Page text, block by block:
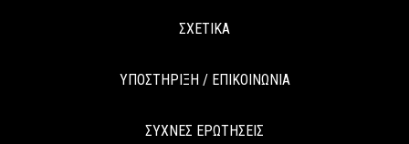
ΣΧΕΤΙΚΑ
ΥΠΟΣΤΗΡΙΞΗ / ΕΠΙΚΟΙΝΩΝΙΑ
ΣΥΧΝΕΣ ΕΡΩΤΗΣΕΙΣ